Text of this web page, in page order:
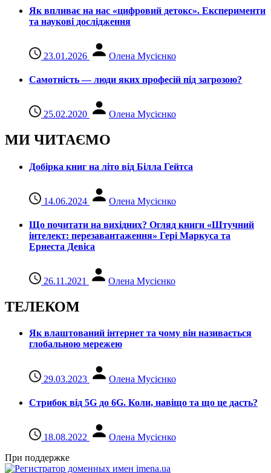
Як впливає на нас «цифровий детокс». Експерименти
та наукові дослідження
23.01.2026 Олена Мусієнко
Самотність — люди яких професій під загрозою?
25.02.2020 Олена Мусієнко
МИ ЧИТАЄМО
Добірка книг на літо від Білла Гейтса
14.06.2024 Олена Мусієнко
Що почитати на вихідних? Огляд книги «Штучний
інтелект: перезавантаження» Гері Маркуса та
Ернеста Девіса
26.11.2021 Олена Мусієнко
ТЕЛЕКОМ
Як влаштований інтернет та чому він називається
глобальною мережею
29.03.2023 Олена Мусієнко
Стрибок від 5G до 6G. Коли, навіщо та що це даcть?
18.08.2022
Олена Мусієнко
При поддержке